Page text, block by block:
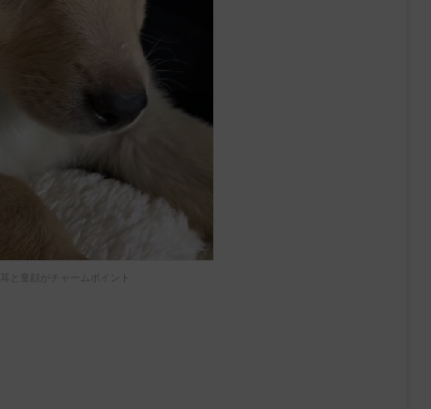
と童顔がチャームポイント